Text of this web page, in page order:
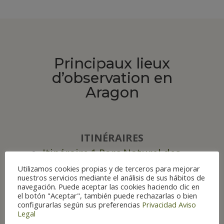
Principaux lieux
d’observation en
Aragon
ITINÉRAIRES
Itinéraire 1 Parc Naturel des
Vallées Occidentales
Itinéraire 6 Huesca et
alentours
Itinéraire 7 Comarques de
Utilizamos cookies propias y de terceros para mejorar
nuestros servicios mediante el análisis de sus hábitos de
navegación. Puede aceptar las cookies haciendo clic en
el botón "Aceptar", también puede rechazarlas o bien
configurarlas según sus preferencias Privacidad Aviso
Legal